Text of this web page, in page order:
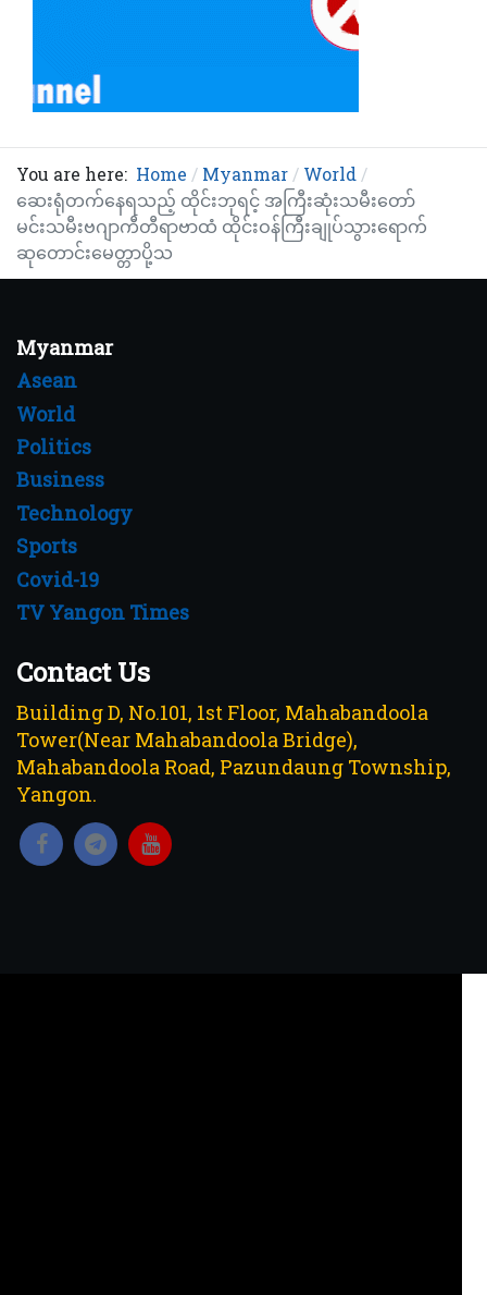
You are here: Home Myanmar
World
ဆေးရုံတက်နေရသည့် ထိုင်းဘုရင့် အကြီးဆုံးသမီးတော်
မင်းသမီးဗဂျာကီတီရာဗာထံ ထိုင်းဝန်ကြီးချုပ်သွားရောက်
ဆုတောင်းမေတ္တာပို့သ
Myanmar
Asean
World
Politics
Business
Technology
Sports
Covid-19
TV Yangon Times
Contact Us
Building D, No.101, 1st Floor, Mahabandoola
Tower(Near Mahabandoola Bridge),
Mahabandoola Road, Pazundaung Township,
Yangon.